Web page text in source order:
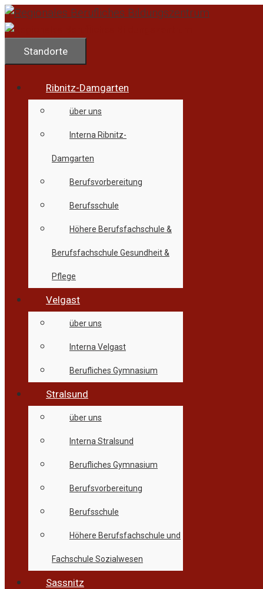
Zum
Inhalt
springenStandorte
Ribnitz-Damgarten
über uns
Interna Ribnitz-
Damgarten
Berufsvorbereitung
Berufsschule
Höhere Berufsfachschule &
Berufsfachschule Gesundheit &
Pflege
Velgast
über uns
Interna Velgast
Berufliches Gymnasium
Stralsund
über uns
Interna Stralsund
Berufliches Gymnasium
Berufsvorbereitung
Berufsschule
Höhere Berufsfachschule und
Fachschule Sozialwesen
Sassnitz